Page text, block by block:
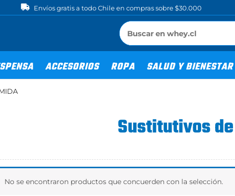
Envíos gratis a todo Chile en compras sobre $30.000
ACCESORIOS ROPA SALUD Y BIENESTAR
Sustitutivos
No se encontraron productos que concuerden con la selección.